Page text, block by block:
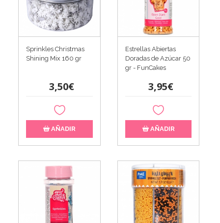
Sprinkles Christmas
Shining Mix 160 gr
3,50€
AÑADIR
Estrellas Abiertas
Doradas de Azúcar 50
gr - FunCakes
3,95€
AÑADIR